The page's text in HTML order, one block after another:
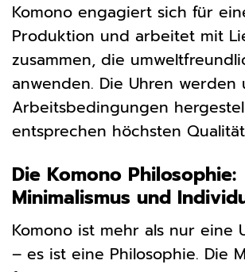
Komono engagiert sich für
Produktion und arbeitet mit
zusammen, die
anwenden. Die Uhren werden
Arbeitsbedingungen
entsprechen höchsten
Die Komono Philosophie:
Minimalismus und
Komono ist mehr als nur eine
– es ist eine Philosophie. Die